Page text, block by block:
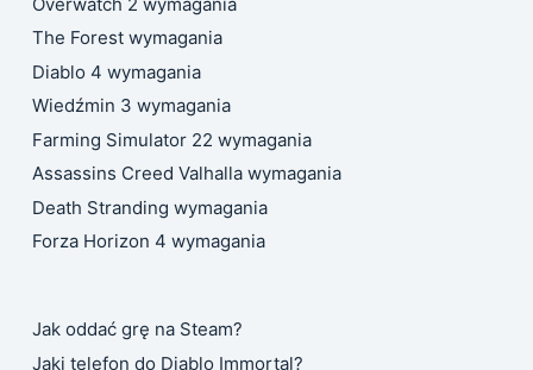
The Forest wymagania
Diablo 4 wymagania
Wiedźmin 3 wymagania
Farming Simulator 22 wymagania
Assassins Creed Valhalla wymagania
Death Stranding wymagania
Forza Horizon 4 wymagania
Jak oddać grę na Steam?
Jaki telefon do Diablo Immortal?